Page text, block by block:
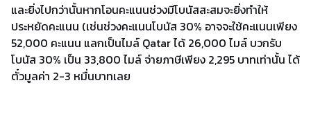
และยิ่งไปกว่านั้นหากโอนคะแนนช่วงมีโบนัสสะสมจะยิ่งทำให้
ประหยัดคะแนน (เช่นช่วงคะแนนโบนัส 30% อาจจะใช้คะแนนเพียง
52,000 คะแนน แลกเป็นไมล์ Qatar ได้ 26,000 ไมล์ บวกรับ
โบนัส 30% เป็น 33,800 ไมล์ จ่ายภาษีเพียง 2,295 บาทเท่านั้น ได้
ตั๋วมูลค่า 2-3 หมื่นบาทเลย